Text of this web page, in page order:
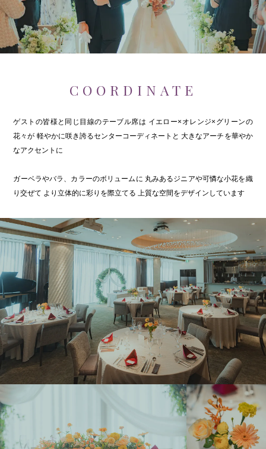
COORDINATE
ゲストの皆様と同じ目線のテーブル席は イエロー×オレンジ×グリーンの
花々が 軽やかに咲き誇るセンターコーディネートと 大きなアーチを華やか
なアクセントに
ガーベラやバラ、カラーのボリュームに 丸みあるジニアや可憐な小花を織
り交ぜて より立体的に彩りを際立てる 上質な空間をデザインしています